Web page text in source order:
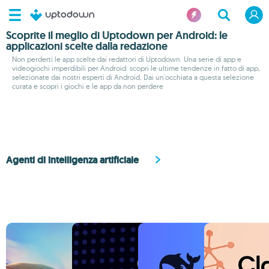
Scoprite il meglio di Uptodown per Android: le
applicazioni scelte dalla redazione
Non perderti le app scelte dai redattori di Uptodown. Una serie di app e
videogiochi imperdibili per Android: scopri le ultime tendenze in fatto di app,
selezionate dai nostri esperti di Android. Dai un'occhiata a questa selezione
curata e scopri i giochi e le app da non perdere
Agenti di intelligenza artificiale